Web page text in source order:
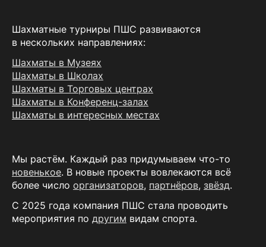
Шахматные турниры ПШС развиваются
в нескольких направлениях:
Шахматы в Музеях
Шахматы в Школах
Шахматы в Торговых центрах
Шахматы в Конференц-залах
Шахматы в интересных местах
Мы растём. Каждый раз придумываем что-то
новенькое. В новые проекты вовлекаются всё
более число организаторов, партнёров, звёзд.
С 2025 года компания ПШС стала проводить
мероприятия по другим видам спорта.